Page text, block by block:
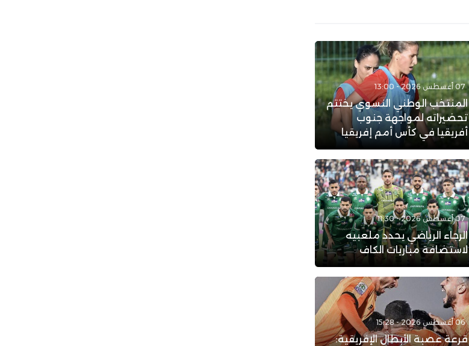
07 أغسطس 2026 - 13:00
المنتخب الوطني النسوي يختتم
تحضيراته لمواجهة جنوب
أفريقيا في كأس أمم إفريقيا
07 أغسطس 2026 - 11:30
الرجاء الرياضي يحدد ملعبيه
لاستضافة مباريات الكاف
06 أغسطس 2026 - 15:28
قرعة عصبة الأبطال الإفريقية: